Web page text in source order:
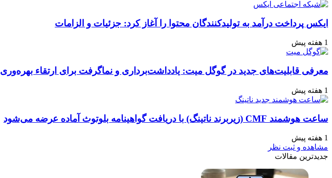
ایکس پرداخت درآمد به تولیدکنندگان محتوا را آغاز کرد: جزئیات و الزامات
1 هفته پیش
معرفی قابلیت‌های جدید در گوگل میت: یادداشت‌برداری و نماگرفت برای ارتقاء بهره‌وری
1 هفته پیش
ساعت هوشمند CMF (زیربرند ناتینگ) با دریافت گواهینامه بلوتوث آماده عرضه می‌شود
1 هفته پیش
مشاهده و ثبت نظر
جدیدترین مقالات